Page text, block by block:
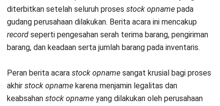
diterbitkan setelah seluruh proses stock opname pada
gudang perusahaan dilakukan. Berita acara ini mencakup
record seperti pengesahan serah terima barang, pengiriman
barang, dan keadaan serta jumlah barang pada inventaris.
Peran berita acara stock opname sangat krusial bagi proses
akhir stock opname karena menjamin legalitas dan
keabsahan stock opname yang dilakukan oleh perusahaan